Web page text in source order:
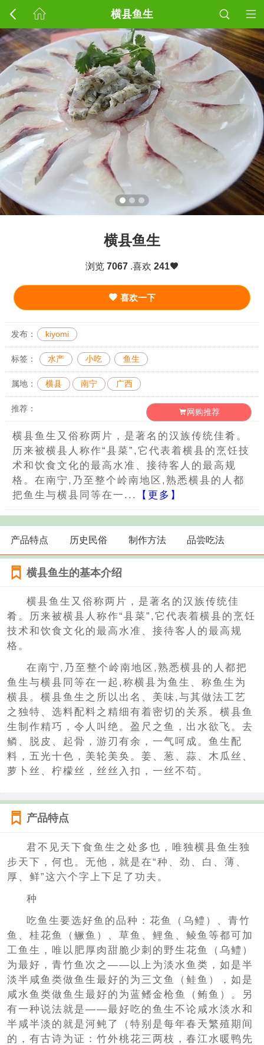
横县鱼生
横县鱼生
浏览 7067.喜欢 241
喜欢一下
发布： kiyomi
标签： 水产 小吃 鱼生
属地： 横县 南宁 广西
推荐： 网购推荐
横县鱼生又俗称两片，是著名的汉族传统佳肴。
历来被横县人称作“县菜”,它代表着横县的烹饪技
术和饮食文化的最高水准、接待客人的最高规
格。在南宁,乃至整个岭南地区,熟悉横县的人都
把鱼生与横县同等在一...
【更多】
产品特点 历史民俗 制作方法 品尝吃法
横县鱼生的基本介绍
横县鱼生又俗称两片，是著名的汉族传统佳
肴。历来被横县人称作“县菜”,它代表着横县的烹饪
技术和饮食文化的最高水准、接待客人的最高规
格。
在南宁,乃至整个岭南地区,熟悉横县的人都把
鱼生与横县同等在一起,称横县为鱼生、称鱼生为
横县。横县鱼生之所以出名、美味,与其做法工艺
之独特、选料配料之精细有着密切的关系。横县鱼
生制作精巧，令人叫绝。盈尺之鱼，出水欲飞。去
鳞、脱皮、起骨，游刃有余，一气呵成。鱼生配
料，五光十色，美轮美奂。姜、葱、蒜、木瓜丝、
萝卜丝、柠檬丝，丝丝入扣，一丝不苟。
产品特点
君不见天下食鱼生之处多也，唯独横县鱼生独
步天下，何也。无他，就是在“种、劲、白、薄、
厚、鲜”这六个字上下足了功夫。
种
吃鱼生要选好鱼的品种：花鱼（乌鳢）、青竹
鱼、桂花鱼（鳜鱼）、草鱼、鲤鱼、鲮鱼等都可加
工鱼生，唯以肥厚肉甜脆少刺的野生花鱼（乌鳢）
为最好，青竹鱼次之——以上为淡水鱼类，如是半
淡半咸鱼类做鱼生最好的为三文鱼（鲑鱼），如是
咸水鱼类做鱼生最好的为蓝鳍金枪鱼（鲔鱼）。另
有一种说法就是——最好吃的鱼生不论咸水淡水和
半咸半淡的就是河鲀了（特别是每年春天繁殖期间
的，有古诗为证：竹外桃花三两枝，春江水暖鸭先